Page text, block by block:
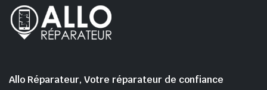
Allo Réparateur, Votre réparateur de confiance